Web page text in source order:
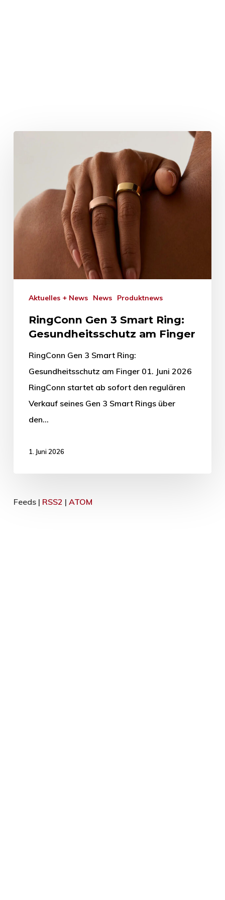
Aktuelles + News News Produktnews
RingConn Gen 3 Smart Ring:
Gesundheitsschutz am Finger
RingConn Gen 3 Smart Ring:
Gesundheitsschutz am Finger 01. Juni 2026
RingConn startet ab sofort den regulären
Verkauf seines Gen 3 Smart Rings über
den…
1. Juni 2026
Feeds | RSS2 | ATOM